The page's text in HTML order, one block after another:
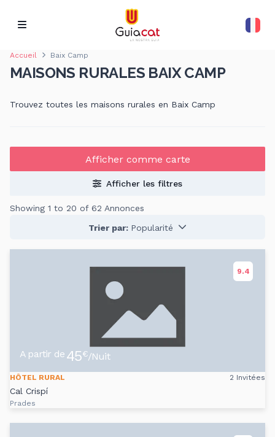
Accueil Baix Camp
MAISONS RURALES BAIX CAMP
Trouvez toutes les maisons rurales en Baix Camp
Afficher comme carte
Afficher les filtres
Showing 1 to 20 of 62 Annonces
Trier par: Popularité
9.4
A partir de 45€/Nuit
HÔTEL RURAL 2 Invitées
Cal Crispí
Prades